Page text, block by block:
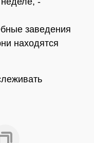
заведения
находятся